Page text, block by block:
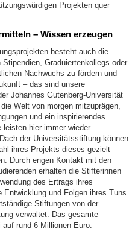
Projekten quer
– Wissen erzeugen
besteht auch die
Graduiertenkollegs oder
Nachwuchs zu fördern und
– das sind unsere
Johannes Gutenberg-Universität
Welt von morgen mitzuprägen,
und ein inspirierendes
leisten hier immer wieder
der Universitätsstiftung können
ihres Projekts dieses gezielt
Durch engen Kontakt mit den
erhalten die Stifterinnen
des Ertrags ihres
Entwicklung und Folgen ihres Tuns
Stiftungen von der
verwaltet. Das gesamte
rund 6 Millionen Euro.